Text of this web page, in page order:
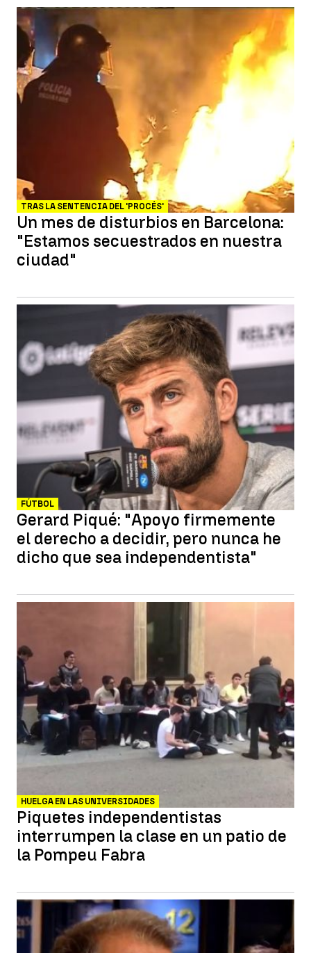
TRAS LA SENTENCIA DEL 'PROCÉS'
Un mes de disturbios en Barcelona:
"Estamos secuestrados en nuestra
ciudad"
FÚTBOL
Gerard Piqué: "Apoyo firmemente
el derecho a decidir, pero nunca he
dicho que sea independentista"
HUELGA EN LAS UNIVERSIDADES
Piquetes independentistas
interrumpen la clase en un patio de
la Pompeu Fabra